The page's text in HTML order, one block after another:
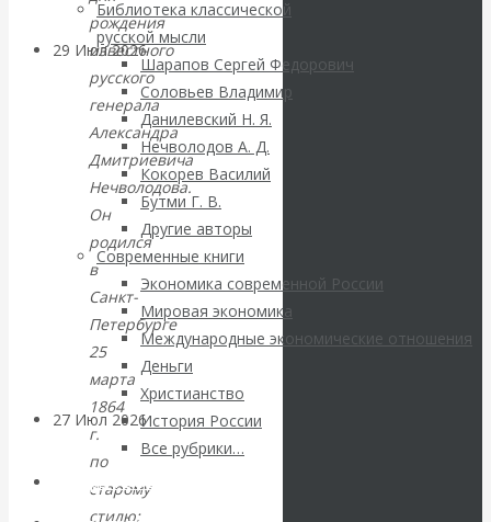
Библиотека классической
русской мысли
Шарапов Сергей Федорович
Соловьев Владимир
Данилевский Н. Я.
Нечволодов А. Д.
Кокорев Василий
Бутми Г. В.
Другие авторы
Современные книги
Экономика современной России
Мировая экономика
Международные экономические отношения
Деньги
Христианство
История России
Все рубрики…
Авторы РЭОШ
29 Июл 2026Мировая
финансовая олигархия
Валентин
Катасонов.
«Мировые
ростовщики»:
вчера и сегодня
27 Июл 2026Мировая
валютная система
рождения
известного
русского
генерала
Александра
Дмитриевича
Нечволодова.
Он
родился
в
Санкт-
Петербурге
25
марта
1864
г.
по
старому
стилю;